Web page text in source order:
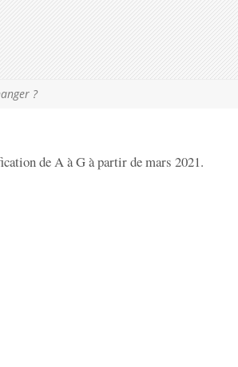
?
de A à G à partir de mars 2021.